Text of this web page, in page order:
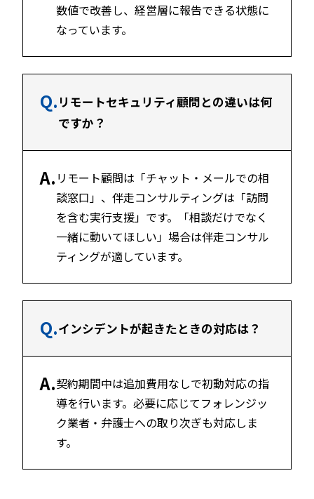
数値で改善し、経営層に報告できる状態に
なっています。
Q. リモートセキュリティ顧問との違いは何
ですか？
A. リモート顧問は「チャット・メールでの相
談窓口」、伴走コンサルティングは「訪問
を含む実行支援」です。「相談だけでなく
一緒に動いてほしい」場合は伴走コンサル
ティングが適しています。
Q.インシデントが起きたときの対応は？
A.契約期間中は追加費用なしで初動対応の指
導を行います。必要に応じてフォレンジッ
ク業者・弁護士への取り次ぎも対応しま
す。